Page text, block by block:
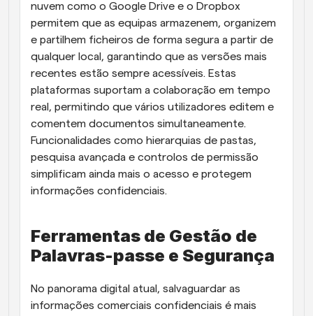
nuvem como o Google Drive e o Dropbox
permitem que as equipas armazenem, organizem
e partilhem ficheiros de forma segura a partir de
qualquer local, garantindo que as versões mais
recentes estão sempre acessíveis. Estas
plataformas suportam a colaboração em tempo
real, permitindo que vários utilizadores editem e
comentem documentos simultaneamente.
Funcionalidades como hierarquias de pastas,
pesquisa avançada e controlos de permissão
simplificam ainda mais o acesso e protegem
informações confidenciais.
Ferramentas de Gestão de
Palavras-passe e Segurança
No panorama digital atual, salvaguardar as
informações comerciais confidenciais é mais